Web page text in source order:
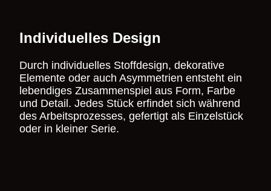
Individuelles Design
Durch individuelles Stoffdesign, dekorative
Elemente oder auch Asymmetrien entsteht ein
lebendiges Zusammenspiel aus Form, Farbe
und Detail. Jedes Stück erfindet sich während
des Arbeitsprozesses, gefertigt als Einzelstück
oder in kleiner Serie.